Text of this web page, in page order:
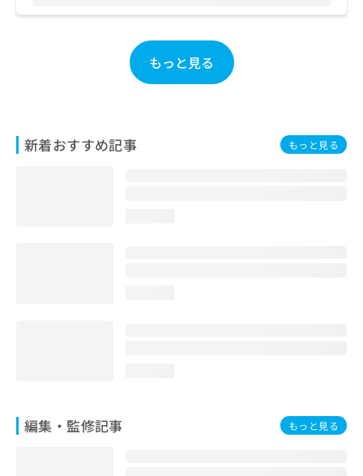
もっと見る
新着おすすめ記事 もっと見る
編集・監修記事 もっと見る
お
ち
ら